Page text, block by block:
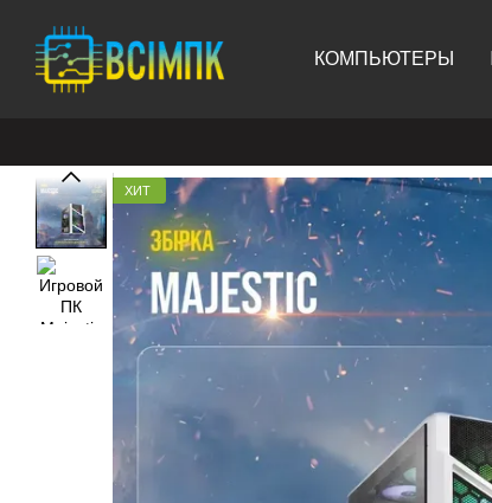
КОМПЬЮТЕРЫ
ХИТ